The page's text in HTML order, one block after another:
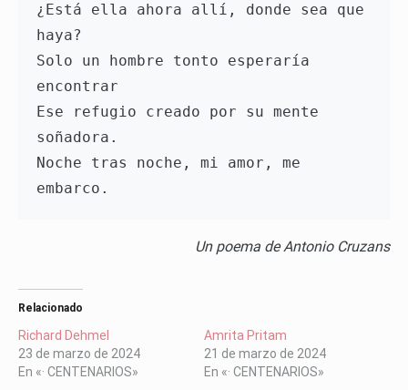
¿Está ella ahora allí, donde sea que
haya?
Solo un hombre tonto esperaría
encontrar
Ese refugio creado por su mente
soñadora.
Noche tras noche, mi amor, me
Un poema de Antonio Cruzans
Relacionado
Richard Dehmel
23 de marzo de 2024
En «· CENTENARIOS»
Amrita Pritam
21 de marzo de 2024
En «· CENTENARIOS»